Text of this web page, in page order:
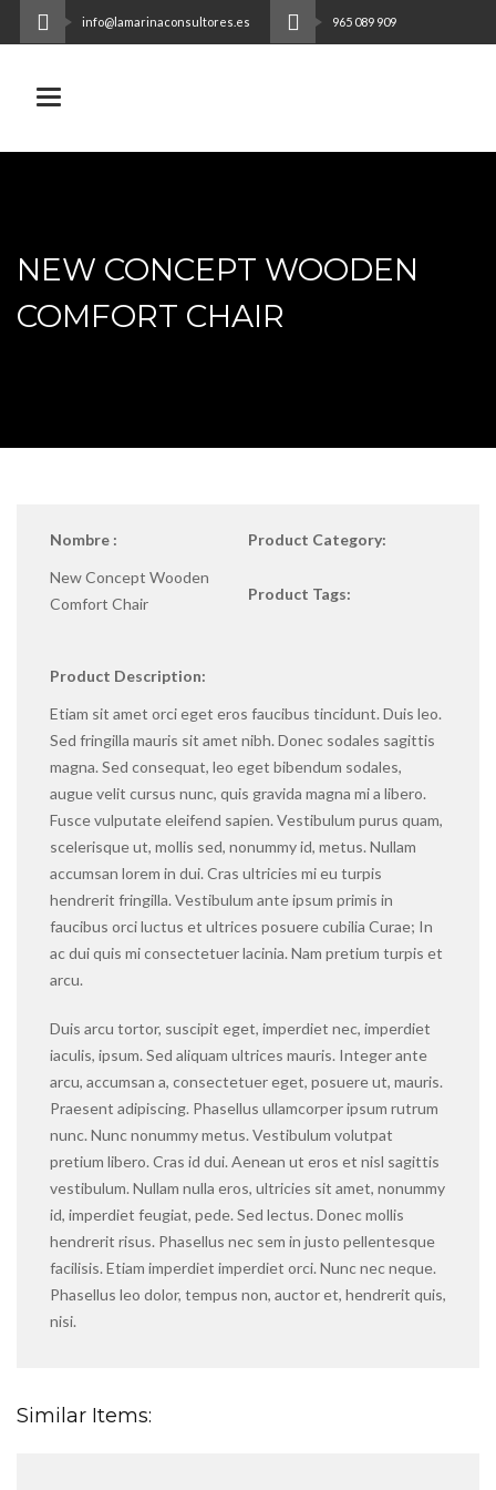
info@lamarinaconsultores.es 965 089 909
Toggle navigation
NEW CONCEPT WOODEN
COMFORT CHAIR
Nombre :
New Concept Wooden
Comfort Chair
Product Category:
Product Tags:
Product Description:
Etiam sit amet orci eget eros faucibus tincidunt. Duis leo.
Sed fringilla mauris sit amet nibh. Donec sodales sagittis
magna. Sed consequat, leo eget bibendum sodales,
augue velit cursus nunc, quis gravida magna mi a libero.
Fusce vulputate eleifend sapien. Vestibulum purus quam,
scelerisque ut, mollis sed, nonummy id, metus. Nullam
accumsan lorem in dui. Cras ultricies mi eu turpis
hendrerit fringilla. Vestibulum ante ipsum primis in
faucibus orci luctus et ultrices posuere cubilia Curae; In
ac dui quis mi consectetuer lacinia. Nam pretium turpis et
arcu.
Duis arcu tortor, suscipit eget, imperdiet nec, imperdiet
iaculis, ipsum. Sed aliquam ultrices mauris. Integer ante
arcu, accumsan a, consectetuer eget, posuere ut, mauris.
Praesent adipiscing. Phasellus ullamcorper ipsum rutrum
nunc. Nunc nonummy metus. Vestibulum volutpat
pretium libero. Cras id dui. Aenean ut eros et nisl sagittis
vestibulum. Nullam nulla eros, ultricies sit amet, nonummy
id, imperdiet feugiat, pede. Sed lectus. Donec mollis
hendrerit risus. Phasellus nec sem in justo pellentesque
facilisis. Etiam imperdiet imperdiet orci. Nunc nec neque.
Phasellus leo dolor, tempus non, auctor et, hendrerit quis,
nisi.
Similar Items: